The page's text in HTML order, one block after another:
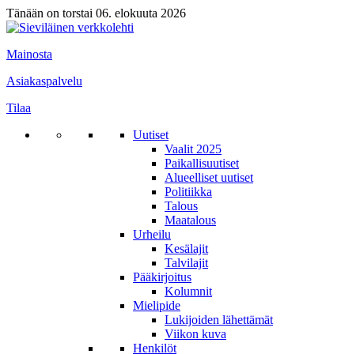
Tänään on torstai 06. elokuuta 2026
Mainosta
Asiakaspalvelu
Tilaa
Uutiset
Vaalit 2025
Paikallisuutiset
Alueelliset uutiset
Politiikka
Talous
Maatalous
Urheilu
Kesälajit
Talvilajit
Pääkirjoitus
Kolumnit
Mielipide
Lukijoiden lähettämät
Viikon kuva
Henkilöt